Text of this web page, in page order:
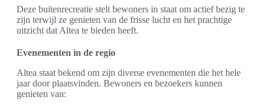
Deze buitenrecreatie stelt bewoners in staat om actief bezig te
zijn terwijl ze genieten van de frisse lucht en het prachtige
uitzicht dat Altea te bieden heeft.
Evenementen in de regio
Altea staat bekend om zijn diverse evenementen die het hele
jaar door plaatsvinden. Bewoners en bezoekers kunnen
genieten van: